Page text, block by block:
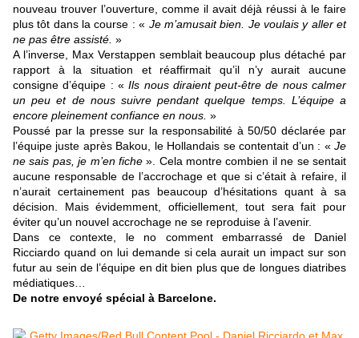
nouveau trouver l’ouverture, comme il avait déjà réussi à le faire
plus tôt dans la course : « Je m’amusait bien. Je voulais y aller et
ne pas être assisté. »
A l’inverse, Max Verstappen semblait beaucoup plus détaché par
rapport à la situation et réaffirmait qu’il n’y aurait aucune
consigne d’équipe : «Ils nous diraient peut-être de nous calmer
un peu et de nous suivre pendant quelque temps. L’équipe a
encore pleinement confiance en nous. »
Poussé par la presse sur la responsabilité à 50/50 déclarée par
l’équipe juste après Bakou, le Hollandais se contentait d’un : « Je
ne sais pas, je m’en fiche». Cela montre combien il ne se sentait
aucune responsable de l’accrochage et que si c’était à refaire, il
n’aurait certainement pas beaucoup d’hésitations quant à sa
décision. Mais évidemment, officiellement, tout sera fait pour
éviter qu’un nouvel accrochage ne se reproduise à l’avenir.
Dans ce contexte, le no comment embarrassé de Daniel
Ricciardo quand on lui demande si cela aurait un impact sur son
futur au sein de l’équipe en dit bien plus que de longues diatribes
médiatiques…
De notre envoyé spécial à Barcelone.